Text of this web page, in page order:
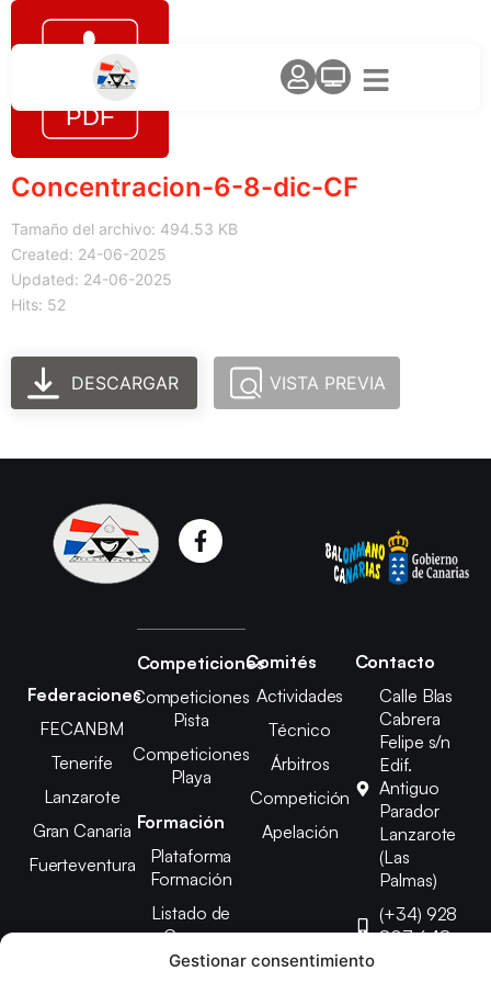
Gestionar consentimiento
Concentracion-6-8-dic-CF
Tamaño del archivo: 494.53 KB
Created: 24-06-2025
Updated: 24-06-2025
Hits: 52
DESCARGAR VISTA PREVIA
Federaciones
FECANBM
Tenerife
Lanzarote
Gran Canaria
Fuerteventura
Competiciones
Competiciones
Pista
Competiciones
Playa
Formación
Plataforma
Formación
Listado de
Cursos
Comités
Actividades
Técnico
Árbitros
Competición
Apelación
Contacto
Calle Blas
Cabrera
Felipe s/n
Edif.
Antiguo
Parador
Lanzarote
(Las
Palmas)
(+34) 928
807 648